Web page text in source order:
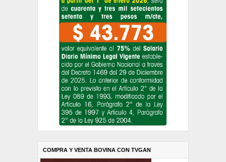
COMPRA Y VENTA BOVINA CON TVGAN